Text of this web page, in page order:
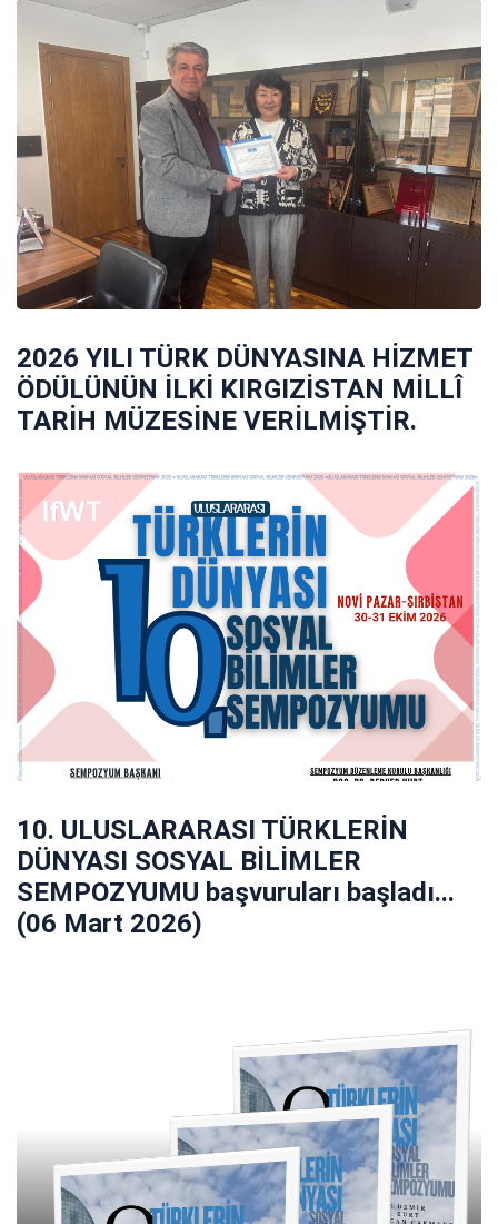
2026 YILI TÜRK DÜNYASINA HİZMET
ÖDÜLÜNÜN İLKİ KIRGIZİSTAN MİLLÎ
TARİH MÜZESİNE VERİLMİŞTİR.
10. ULUSLARARASI TÜRKLERİN
DÜNYASI SOSYAL BİLİMLER
SEMPOZYUMU başvuruları başladı...
(06 Mart 2026)